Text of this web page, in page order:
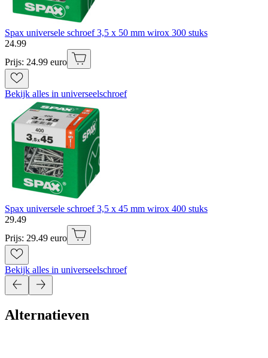
Spax universele schroef 3,5 x 50 mm wirox 300 stuks
24.99
Prijs: 24.99 euro
Bekijk alles in universeelschroef
Spax universele schroef 3,5 x 45 mm wirox 400 stuks
29.49
Prijs: 29.49 euro
Bekijk alles in universeelschroef
Alternatieven